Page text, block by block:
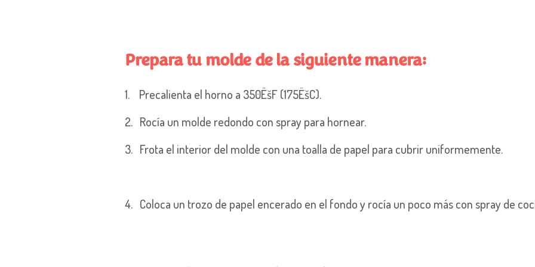
Preparatu molde de la siguiente manera:
1. Precalienta el horno a 350ËšF (175ËšC).
2. Rocía un molde redondo con spray para hornear.
3. Frota el interior del molde con una toalla de papel para cubriruniformemente.
4. Coloca un trozo de papel encerado en el fondo y rocía un poco más con spray de